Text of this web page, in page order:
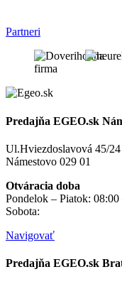
Partneri
Predajňa EGEO.sk
Ul.Hviezdoslavová 45/24
Námestovo 029 01
Otváracia doba
Pondelok – Piatok: 08:00
Sobota:
Navigovať
Predajňa EGEO.sk